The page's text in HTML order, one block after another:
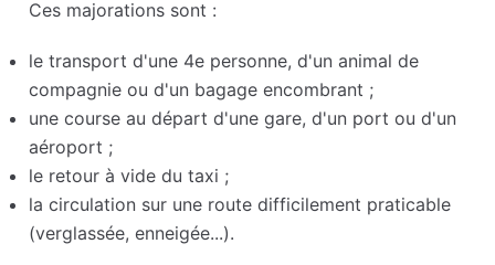
Ces majorations sont :
le transport d'une 4e personne, d'un animal de
compagnie ou d'un bagage encombrant ;
une course au départ d'une gare, d'un port ou d'un
aéroport ;
le retour à vide du taxi ;
la circulation sur une route difficilement praticable
(verglassée, enneigée...).